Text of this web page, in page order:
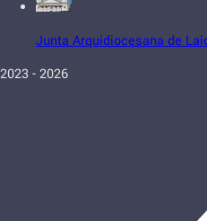
Junta Arquidiocesana de
2023 - 2026